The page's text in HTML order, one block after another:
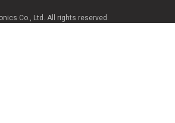
Co., Ltd. All rights reserved.